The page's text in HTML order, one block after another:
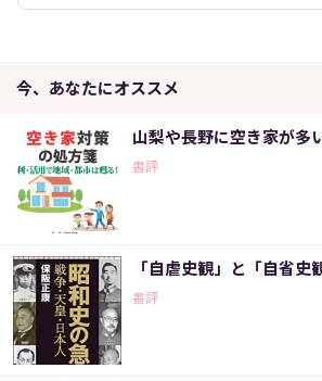
今、あなたにオススメ
山梨や長野に空き家が多
書評
「自虐史観」と「自省
書評